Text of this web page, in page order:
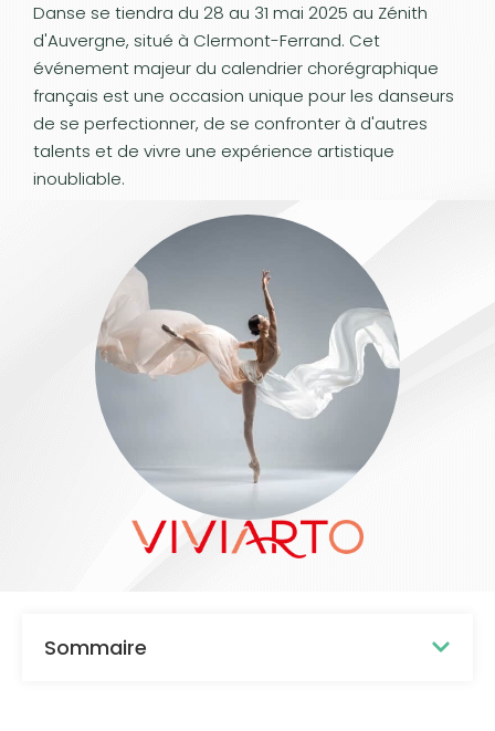
Danse se tiendra du 28 au 31 mai 2025 au Zénith
d'Auvergne, situé à Clermont-Ferrand. Cet
événement majeur du calendrier chorégraphique
français est une occasion unique pour les danseurs
de se perfectionner, de se confronter à d'autres
talents et de vivre une expérience artistique
inoubliable.
Sommaire